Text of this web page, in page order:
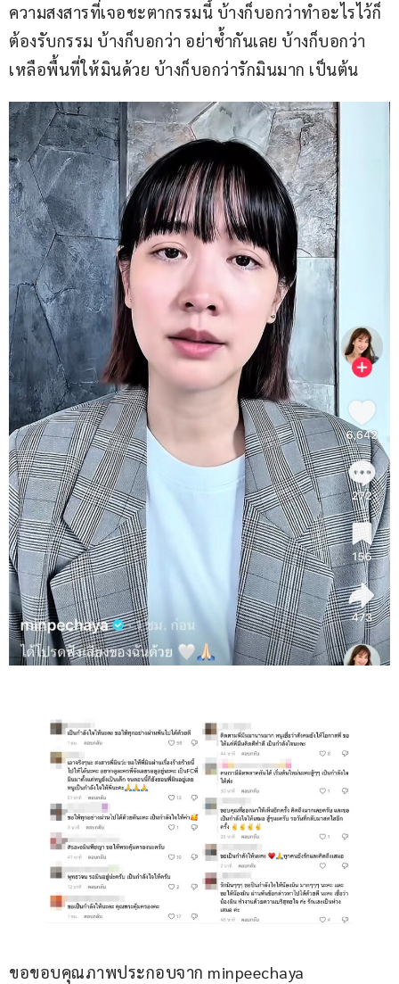
ความสงสารที่เจอชะตากรรมนี้ บ้างก็บอกว่าทำอะไรไว้ก็
ต้องรับกรรม บ้างก็บอกว่า อย่าซ้ำกันเลย บ้างก็บอกว่า
เหลือพื้นที่ให้มินด้วย บ้างก็บอกว่ารักมินมาก เป็นต้น
ขอขอบคุณภาพประกอบจาก minpeechaya